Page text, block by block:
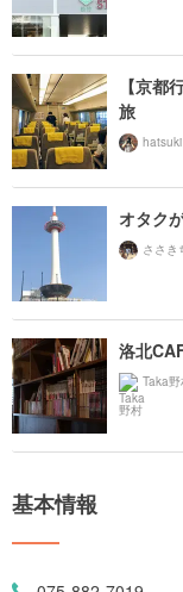
【京都
旅
hatsuki
オタク
ささき
洛北
Taka
基本情報